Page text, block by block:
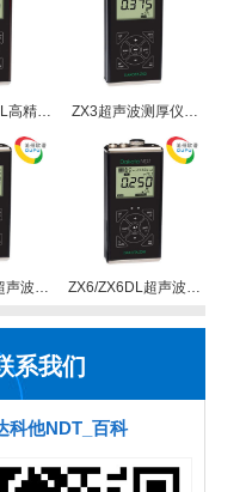
高精… ZX3超声波测厚仪…
声波… ZX6/ZX6DL超声波…
系我们
科他NDT_百科